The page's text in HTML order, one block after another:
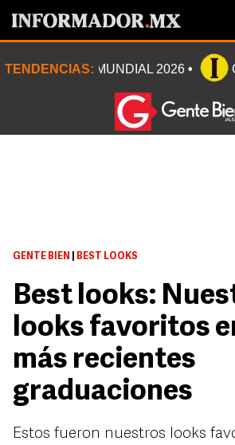
TENDENCIAS: MUNDIAL 2026
GENTE BIEN BEST LOOKS
Best looks:
looks favoritos
más recientes
graduaciones
Estos fueron nuestros looks